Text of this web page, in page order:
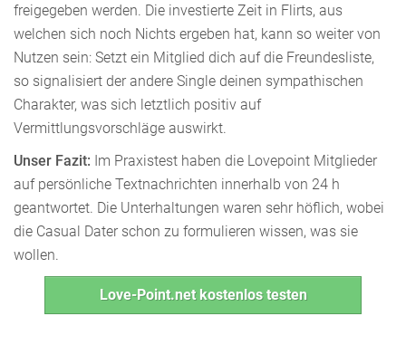
freigegeben werden. Die investierte Zeit in Flirts, aus
welchen sich noch Nichts ergeben hat, kann so weiter von
Nutzen sein: Setzt ein Mitglied dich auf die Freundesliste,
so signalisiert der andere Single deinen sympathischen
Charakter, was sich letztlich positiv auf
Vermittlungsvorschläge auswirkt.
Unser Fazit: Im Praxistest haben die Lovepoint Mitglieder
auf persönliche Textnachrichten innerhalb von 24 h
geantwortet. Die Unterhaltungen waren sehr höflich, wobei
die Casual Dater schon zu formulieren wissen, was sie
wollen.
Love-Point.net kostenlos testen